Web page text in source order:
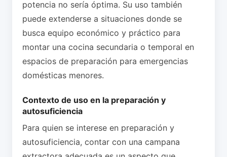
potencia no sería óptima. Su uso también
puede extenderse a situaciones donde se
busca equipo económico y práctico para
montar una cocina secundaria o temporal en
espacios de preparación para emergencias
domésticas menores.
Contexto de uso en la preparación y
autosuficiencia
Para quien se interese en preparación y
autosuficiencia, contar con una campana